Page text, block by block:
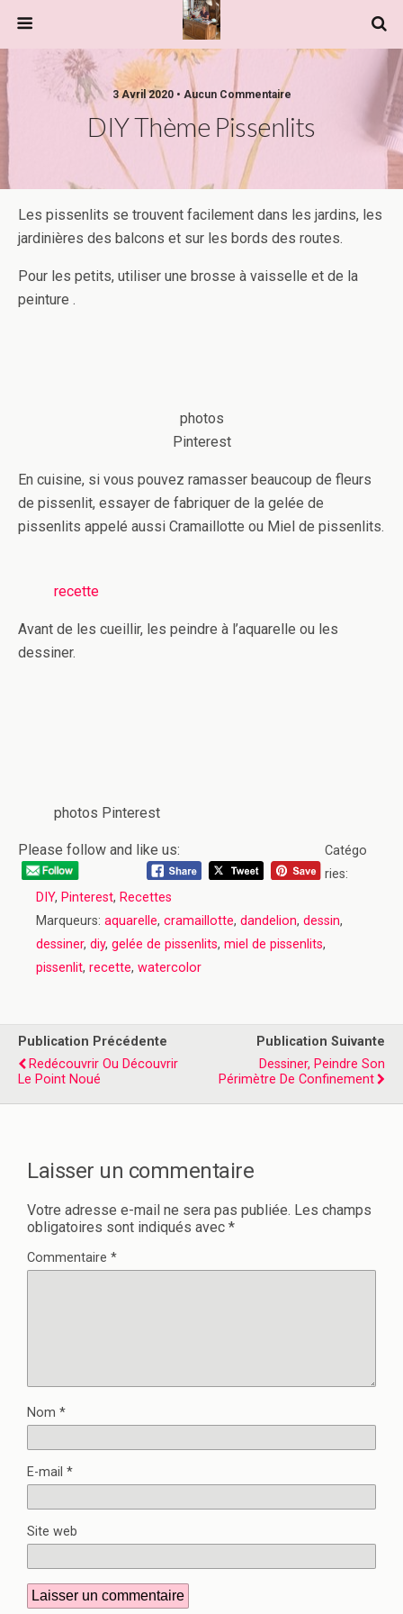
3 Avril 2020 • Aucun Commentaire
DIY Thème Pissenlits
Les pissenlits se trouvent facilement dans les jardins, les
jardinières des balcons et sur les bords des routes.
Pour les petits, utiliser une brosse à vaisselle et de la
peinture .
photos
Pinterest
En cuisine, si vous pouvez ramasser beaucoup de fleurs
de pissenlit, essayer de fabriquer de la gelée de
pissenlits appelé aussi Cramaillotte ou Miel de pissenlits.
recette
Avant de les cueillir, les peindre à l’aquarelle ou les
dessiner.
photos Pinterest
Please follow and like us:
Catégo
ries:
DIY, Pinterest, Recettes
Marqueurs: aquarelle, cramaillotte, dandelion, dessin,
dessiner, diy, gelée de pissenlits, miel de pissenlits,
pissenlit, recette, watercolor
Publication Précédente
Redécouvrir Ou Découvrir
Le Point Noué
Publication Suivante
Dessiner, Peindre Son
Périmètre De Confinement
Laisser un commentaire
Votre adresse e-mail ne sera pas publiée. Les champs
obligatoires sont indiqués avec *
Commentaire *
Nom *
E-mail *
Site web